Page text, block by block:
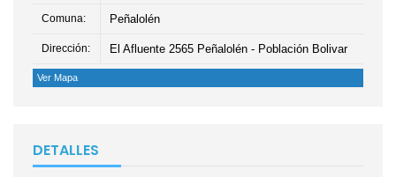
Comuna: Peñalolén
Dirección: El Afluente 2565 Peñalolén - Población Bolivar
Ver Mapa
DETALLES